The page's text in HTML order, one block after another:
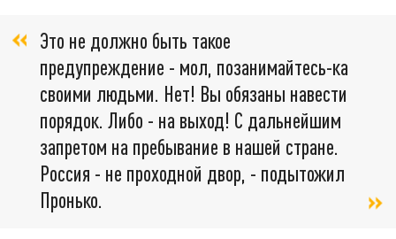
Это не должно быть такое
предупреждение - мол, позанимайтесь-ка
своими людьми. Нет! Вы обязаны навести
порядок. Либо - на выход! С дальнейшим
запретом на пребывание в нашей стране.
Россия - не проходной двор, - подытожил
Пронько.